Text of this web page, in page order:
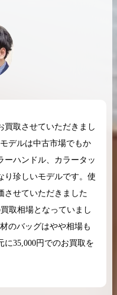
格や
ケリーアドの買取
取相場や高く売れ
ケリー相場解
買取させていただきまし
デルは中古市場でもか
ーハンドル、カラータッ
り珍しいモデルです。使
させていただきました
取相場となっていまし
のバッグはやや相場も
35,000円でのお買取を